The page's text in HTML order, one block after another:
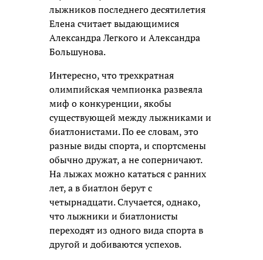
лыжников последнего десятилетия
Елена считает выдающимися
Александра Легкого и Александра
Большунова.
Интересно, что трехкратная
олимпийская чемпионка развеяла
миф о конкуренции, якобы
существующей между лыжниками и
биатлонистами. По ее словам, это
разные виды спорта, и спортсмены
обычно дружат, а не соперничают.
На лыжах можно кататься с ранних
лет, а в биатлон берут с
четырнадцати. Случается, однако,
что лыжники и биатлонисты
переходят из одного вида спорта в
другой и добиваются успехов.